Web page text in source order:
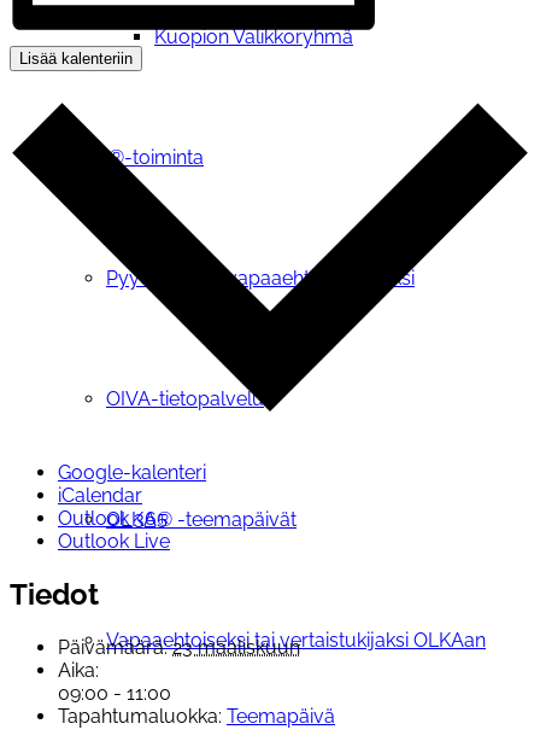
Kuopion Valikkoryhmä
OLKA®-toiminta
Pyydä OLKA-vapaaehtoinen tueksi
OIVA-tietopalvelu
OLKA® -teemapäivät
Vapaaehtoiseksi tai vertaistukijaksi OLKAan
Lisää kalenteriin
Google-kalenteri
iCalendar
Outlook 365
Outlook Live
Tiedot
Päivämäärä: 23 maaliskuun
Aika:
09:00 - 11:00
Tapahtumaluokka: Teemapäivä